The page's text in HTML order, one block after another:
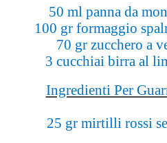
50 ml panna da
100 gr formaggio
70 gr zucchero a
3 cucchiai birra al
Ingredienti Per
25 gr mirtilli rossi